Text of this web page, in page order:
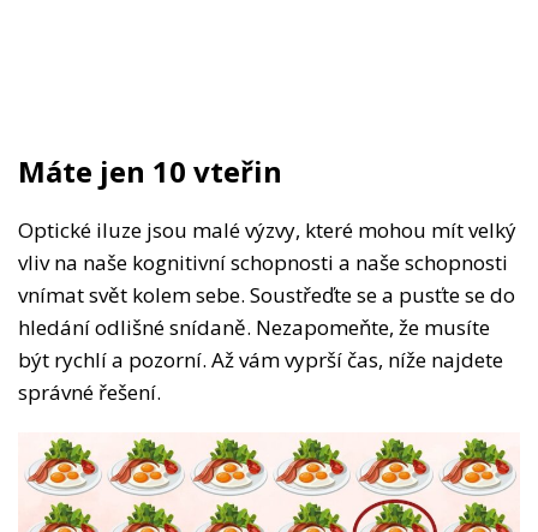
Máte jen 10 vteřin
Optické iluze jsou malé výzvy, které mohou mít velký
vliv na naše kognitivní schopnosti a naše schopnosti
vnímat svět kolem sebe. Soustřeďte se a pusťte se do
hledání odlišné snídaně. Nezapomeňte, že musíte
být rychlí a pozorní. Až vám vyprší čas, níže najdete
správné řešení.